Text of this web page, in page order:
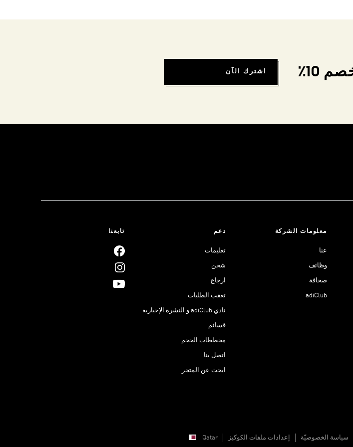
10٪ اشترك الآن
معلومات الشركة
عنا
وظائف
صحافة
adiClub
دعم
تعليمات
شحن
ارجاع
تعقب الطلبات
نادي adiClub و النشرة الإخبارية
قسائم
مخططات الحجم
اتصل بنا
ابحث عن المتجر
تابعنا
Qatar إعدادات ملفات الكوكيز سياسة الخصوصيّة